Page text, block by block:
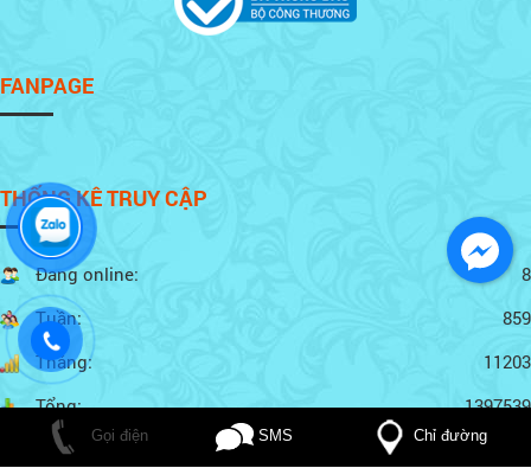
FANPAGE
THỐNG KÊ TRUY CẬP
Đang online:
8
Tuần:
859
Tháng:
11203
Tổng:
1397539
Gọi điện SMS Chỉ đường